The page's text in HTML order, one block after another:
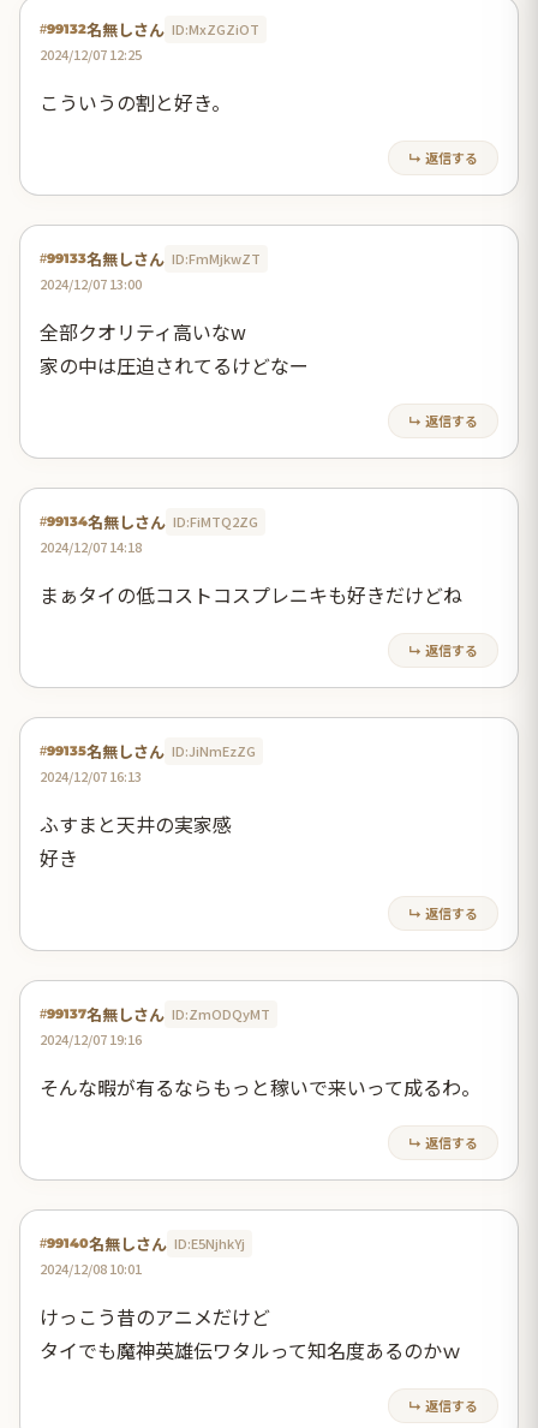
#99132名無しさん ID:MxZGZiOT
2024/12/07 12:25
こういうの割と好き。
↳ 返信する
#99133名無しさん ID:FmMjkwZT
2024/12/07 13:00
全部クオリティ高いなw
家の中は圧迫されてるけどなー
↳ 返信する
#99134名無しさん ID:FiMTQ2ZG
2024/12/07 14:18
まぁタイの低コストコスプレニキも好きだけどね
↳ 返信する
#99135名無しさん ID:JiNmEzZG
2024/12/07 16:13
ふすまと天井の実家感
好き
↳ 返信する
#99137名無しさん ID:ZmODQyMT
2024/12/07 19:16
そんな暇が有るならもっと稼いで来いって成るわ。
↳ 返信する
#99140名無しさん ID:E5NjhkYj
2024/12/08 10:01
けっこう昔のアニメだけど
タイでも魔神英雄伝ワタルって知名度あるのかｗ
↳ 返信する